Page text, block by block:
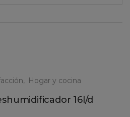
Hogar y cocina
16l/d